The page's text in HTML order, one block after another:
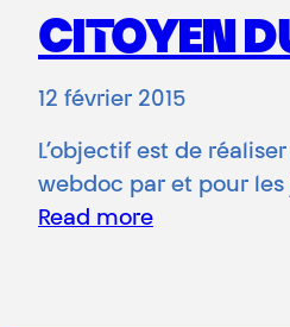
CITOYEN
12 février 2015
L’objectif est de
webdoc par et pour les
Read more